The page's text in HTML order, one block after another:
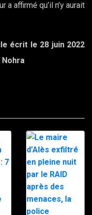
affirmé qu’il n’y aurait
écrit le 28 juin 2022
Nohra